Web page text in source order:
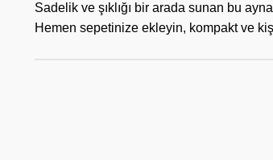
Sadelik ve şıklığı bir arada sunan bu
Hemen sepetinize ekleyin, kompakt ve